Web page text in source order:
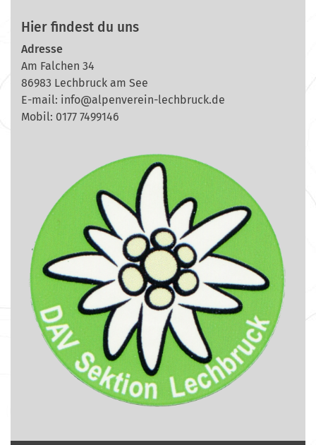
Hier findest du uns
Adresse
Am Falchen 34
86983 Lechbruck am See
E-mail: info@alpenverein-lechbruck.de
Mobil: 0177 7499146